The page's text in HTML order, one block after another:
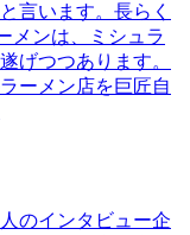
言います。長らく
メンは、ミシュラ
げつつあります。
ーメン店を巨匠自
のインタビュー企